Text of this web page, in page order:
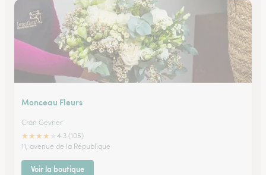
Monceau Fleurs
Cran Gevrier
★★★★
4.3 (105)
11, avenue de la République
Voir la boutique